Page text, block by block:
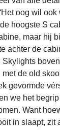
oog wil
hoogste S
maar hij
achter de
Skylights
met de old
gevormde
we het begrip
Want
in slaapt, zit